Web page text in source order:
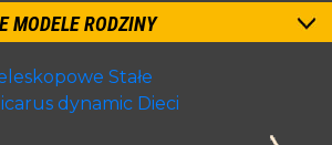
MODELE RODZINY